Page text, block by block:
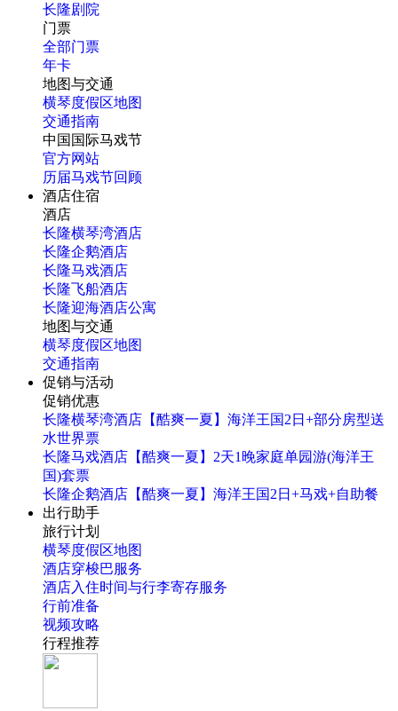
长隆剧院
门票
全部门票
年卡
地图与交通
横琴度假区地图
交通指南
中国国际马戏节
官方网站
历届马戏节回顾
酒店住宿
酒店
长隆横琴湾酒店
长隆企鹅酒店
长隆马戏酒店
长隆飞船酒店
长隆迎海酒店公寓
地图与交通
横琴度假区地图
交通指南
促销与活动
促销优惠
长隆横琴湾酒店【酷爽一夏】海洋王国2日+部分房型送
水世界票
长隆马戏酒店【酷爽一夏】2天1晚家庭单园游(海洋王
国)套票
长隆企鹅酒店【酷爽一夏】海洋王国2日+马戏+自助餐
出行助手
旅行计划
横琴度假区地图
酒店穿梭巴服务
酒店入住时间与行李寄存服务
行前准备
视频攻略
行程推荐